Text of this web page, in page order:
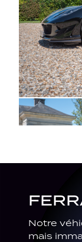
Notre
mais